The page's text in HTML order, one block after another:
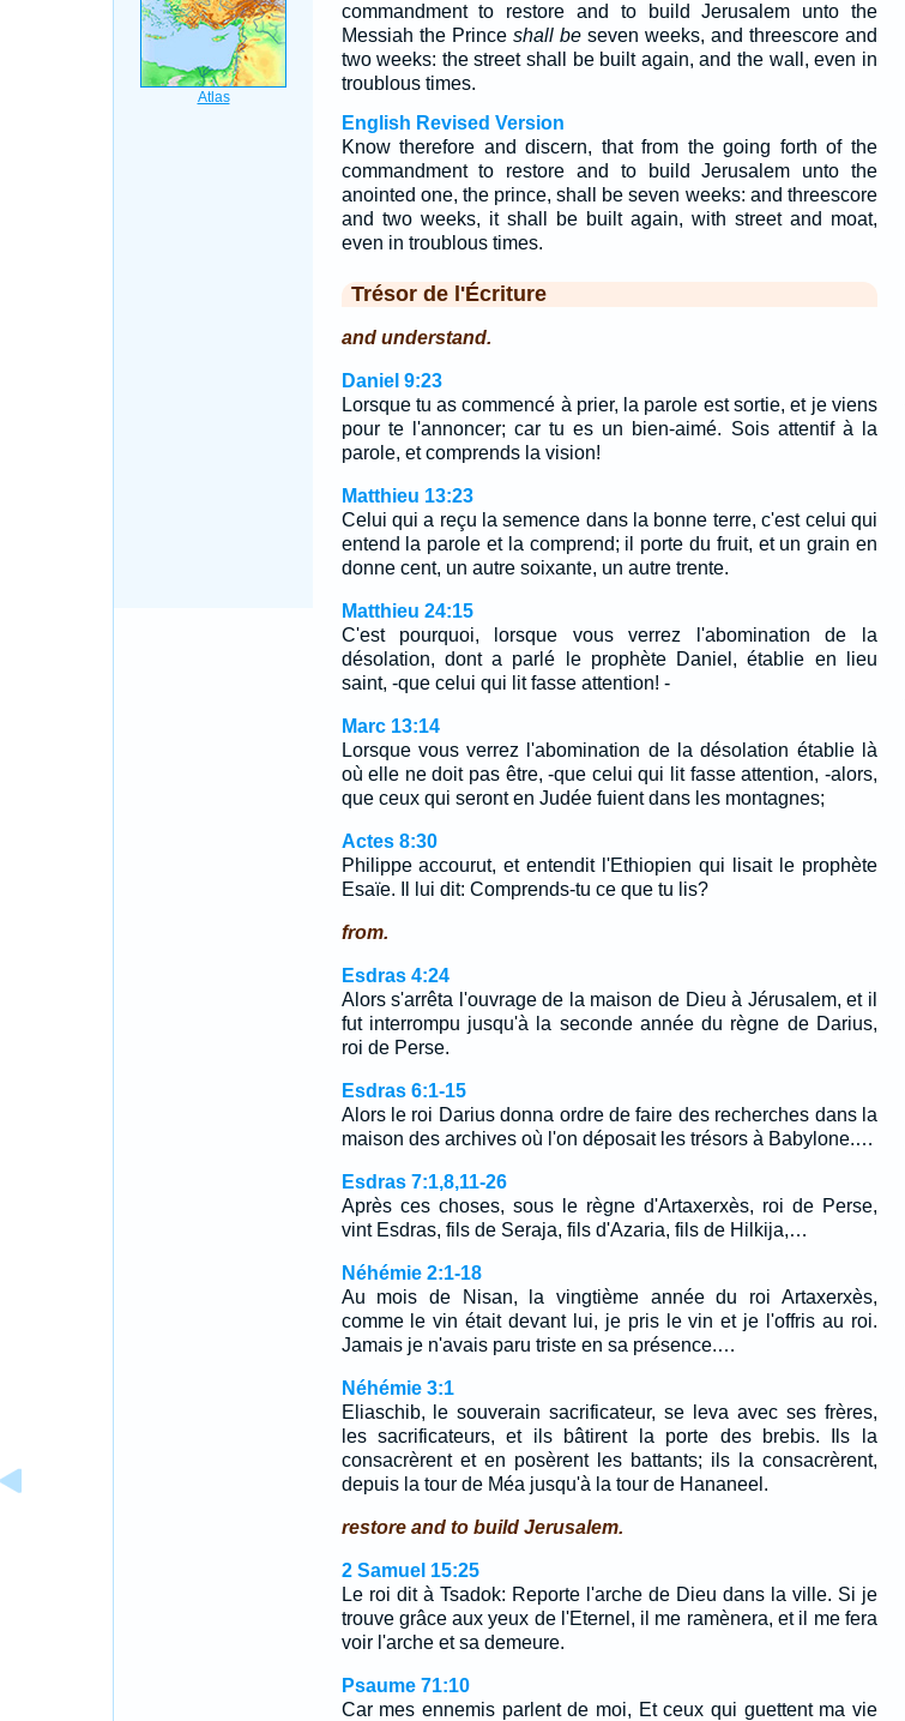
commandment to restore and to build Jerusalem unto the
Messiah the Prince shall beseven weeks, and threescore and
two weeks: the street shall be built again, and the wall, even in
troublous times.
English Revised Version
Know therefore and discern, that from the going forth of the
commandment to restore and to build Jerusalem unto the
anointed one, the prince, shall be seven weeks: and threescore
and two weeks, it shall be built again, with street and moat,
even in troublous times.
Trésor de l'Écriture
and understand.
Daniel 9:23
Lorsque tu as commencé à prier, la parole est sortie, et je viens
pour te l'annoncer; car tu es un bien-aimé. Sois attentif à la
parole, et comprends la vision!
Matthieu 13:23
Celui qui a reçu la semence dans la bonne terre, c'est celui qui
entend la parole et la comprend; il porte du fruit, et un grain en
donne cent, un autre soixante, un autre trente.
Matthieu 24:15
C'est pourquoi, lorsque vous verrez l'abomination de la
désolation, dont a parlé le prophète Daniel, établie en lieu
saint, -que celui qui lit fasse attention! -
Marc 13:14
Lorsque vous verrez l'abomination de la désolation établie là
où elle ne doit pas être, -que celui qui lit fasse attention, -alors,
que ceux qui seront en Judée fuient dans les montagnes;
Actes 8:30
Philippe accourut, et entendit l'Ethiopien qui lisait le prophète
Esaïe. Il lui dit: Comprends-tu ce que tu lis?
from.
Esdras 4:24
Alors s'arrêta l'ouvrage de la maison de Dieu à Jérusalem, et il
fut interrompu jusqu'à la seconde année du règne de Darius,
roi de Perse.
Esdras 6:1-15
Alors le roi Darius donna ordre de faire des recherches dans la
maison des archives où l'on déposait les trésors à Babylone.…
Esdras 7:1,8,11-26
Après ces choses, sous le règne d'Artaxerxès, roi de Perse,
vint Esdras, fils de Seraja, fils d'Azaria, fils de Hilkija,…
Néhémie 2:1-18
Au mois de Nisan, la vingtième année du roi Artaxerxès,
comme le vin était devant lui, je pris le vin et je l'offris au roi.
Jamais je n'avais paru triste en sa présence.…
Néhémie 3:1
Eliaschib, le souverain sacrificateur, se leva avec ses frères,
les sacrificateurs, et ils bâtirent la porte des brebis. Ils la
consacrèrent et en posèrent les battants; ils la consacrèrent,
depuis la tour de Méa jusqu'à la tour de Hananeel.
restore and to build Jerusalem.
2 Samuel 15:25
Le roi dit à Tsadok: Reporte l'arche de Dieu dans la ville. Si je
trouve grâce aux yeux de l'Eternel, il me ramènera, et il me fera
voir l'arche et sa demeure.
Psaume 71:10
Car mes ennemis parlent de moi, Et ceux qui guettent ma vie